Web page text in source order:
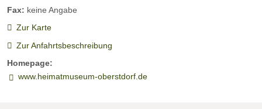
Fax: keine Angabe
Zur Karte
Zur Anfahrtsbeschreibung
Homepage:
www.heimatmuseum-oberstdorf.de